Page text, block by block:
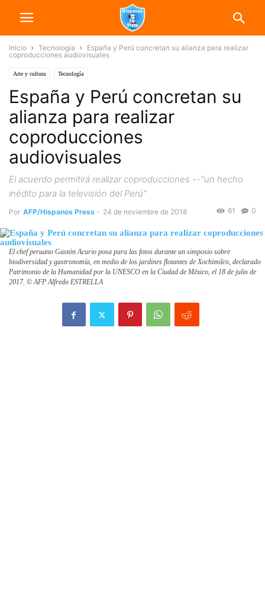
Inicio Tecnología
España y Perú concretan su alianza para realizar
coproducciones audiovisuales
Arte y cultura Tecnología
España y Perú concretan su
alianza para realizar
coproducciones
audiovisuales
El acuerdo permitirá realizar coproducciones --"un hecho
inédito para la televisión del Perú"
Por AFP/Hispanos Press - 24 de noviembre de 2018 0
61
El chef peruano Gastón Acurio posa para las fotos durante un simposio sobre
biodiversidad y gastronomía, en medio de los jardines flotantes de Xochimilco, declarado
Patrimonio de la Humanidad por la UNESCO en la Ciudad de México, el 18 de julio de
2017. © AFP Alfredo ESTRELLA